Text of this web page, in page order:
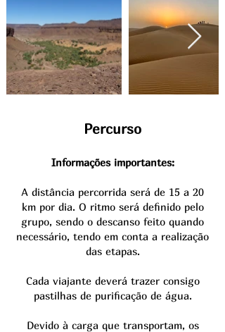
Percurso
Informações importantes:
A distância percorrida será de 15 a 20
km por dia. O ritmo será definido pelo
grupo, sendo o descanso feito quando
necessário, tendo em conta a realização
das etapas.
Cada viajante deverá trazer consigo
pastilhas de purificação de água.
Devido à carga que transportam, os